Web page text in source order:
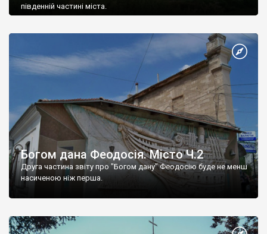
південній частині міста.
Богом дана Феодосія. Місто Ч.2
Друга частина звіту про "Богом дану" Феодосію буде не менш
насиченою ніж перша.